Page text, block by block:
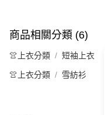
商品相關分類 (6)
👚上衣分類 短袖上衣
👚上衣分類 雪紡衫